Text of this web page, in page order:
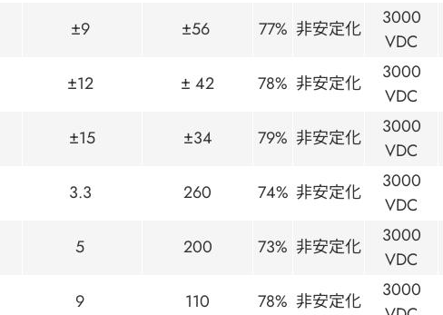
±9 ±56 77% 非安定化
3000
VDC
±12 ± 42 78% 非安定化
3000
VDC
±15 ±34 79% 非安定化
3000
VDC
3.3 260 74% 非安定化
3000
VDC
5 200 73% 非安定化
3000
VDC
9 110 78% 非安定化
3000